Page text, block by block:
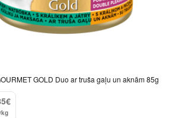
GOLD Duo ar truša gaļu un aknām 85g
€
kg